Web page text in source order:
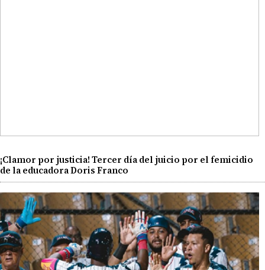
¡Clamor por justicia! Tercer día del juicio por el femicidio
de la educadora Doris Franco